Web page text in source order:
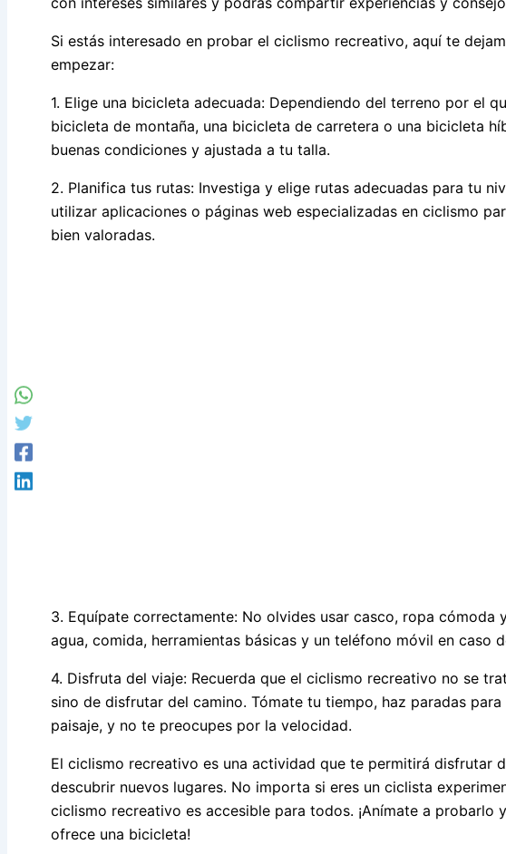
Si estás interesado en probar el ciclismo recreativo, aquí te
empezar:
1. Elige una bicicleta adecuada: Dependiendo del terreno por el
bicicleta de montaña, una bicicleta de carretera o una bicicleta
buenas condiciones y ajustada a tu talla.
2. Planifica tus rutas: Investiga y elige rutas adecuadas para tu
utilizar aplicaciones o páginas web especializadas en ciclismo
bien valoradas.
3. Equípate correctamente: No olvides usar casco, ropa cómoda
agua, comida, herramientas básicas y un teléfono móvil en caso
4. Disfruta del viaje: Recuerda que el ciclismo recreativo no se
sino de disfrutar del camino. Tómate tu tiempo, haz paradas
paisaje, y no te preocupes por la velocidad.
El ciclismo recreativo es una actividad que te permitirá disfrutar
descubrir nuevos lugares. No importa si eres un ciclista
ciclismo recreativo es accesible para todos. ¡Anímate a
ofrece una bicicleta!